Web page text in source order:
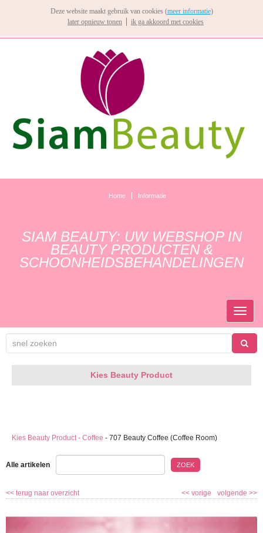
Home Informatie
SIAM BEAUTY: UW WEBSHOP IN
BEAUTY PRODUCTEN &
SCHOONHEIDSBEHANDELINGEN
Kies Beauty Product
Kies Beauty Product - Coffee - 707 Beauty Coffee (Coffee Room)
Alle artikelen ZOEK
<< terug naar overzicht volgende >>
<< vorige
Deze website maakt gebruik van cookies (meer informatie)
later opnieuw tonen
ik ga akkoord met cookies